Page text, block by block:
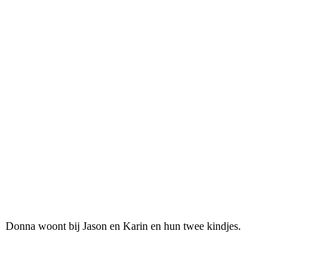
Donna woont bij Jason en Karin en hun twee kindjes.